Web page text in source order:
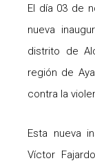
El día 03 de
nueva
distrito de
región de
contra la
Esta nueva
Víctor